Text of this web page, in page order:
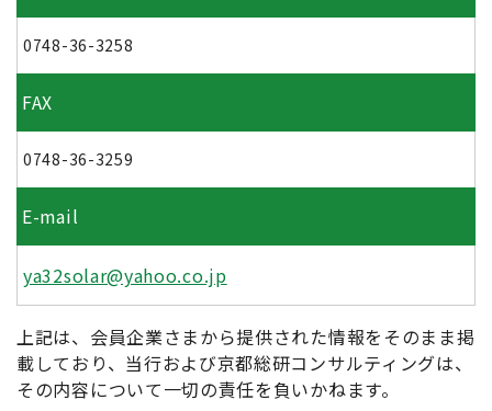
0748-36-3258
FAX
0748-36-3259
E-mail
ya32solar@yahoo.co.jp
上記は、会員企業さまから提供された情報をそのまま掲
載しており、当行および京都総研コンサルティングは、
その内容について一切の責任を負いかねます。